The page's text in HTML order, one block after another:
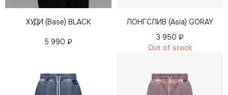
ХУДИ (Base) BLACK
5 990 ₽
ЛОНГСЛИВ (Asia) GORAY
3 950 ₽
Out of stock